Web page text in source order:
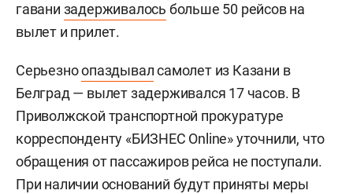
гавани задерживалось больше 50 рейсов на
вылет и прилет.
Серьезноопаздывалсамолет из Казани в
Белград — вылет задерживался 17 часов. В
Приволжской транспортной прокуратуре
корреспонденту «БИЗНЕС Online» уточнили, что
обращения от пассажиров рейса не поступали.
При наличии оснований будут приняты меры